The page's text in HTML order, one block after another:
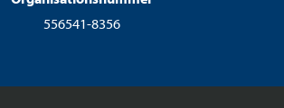
556541-8356